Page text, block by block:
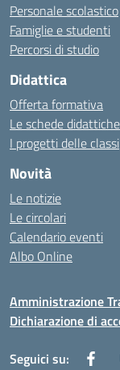
Personale scolastico
Famiglie e studenti
Percorsi di studio
Didattica
Offerta formativa
Le schede didattiche
I progetti delle classi
Novità
Le notizie
Le circolari
Calendario eventi
Albo Online
Amministrazione
Dichiarazione di
Seguici su: